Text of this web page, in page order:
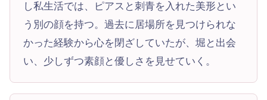
し私生活では、ピアスと刺青を入れた美形とい
う別の顔を持つ。過去に居場所を見つけられな
かった経験から心を閉ざしていたが、堀と出会
い、少しずつ素顔と優しさを見せていく。